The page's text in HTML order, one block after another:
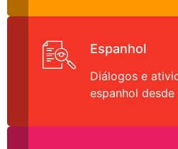
Espanhol
Diálogos e
espanhol desde